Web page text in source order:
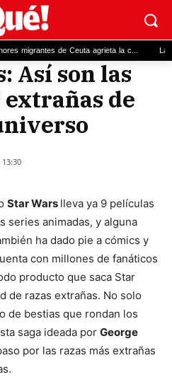
de Ceuta agrieta la c... La
Así son las
extrañas de
Star Wars lleva ya 9 películas
series animadas, y alguna
ha dado pie a cómics y
con millones de fanáticos
producto que saca Star
de razas extrañas. No solo
de bestias que rondan los
saga ideada por George
por las razas más extrañas